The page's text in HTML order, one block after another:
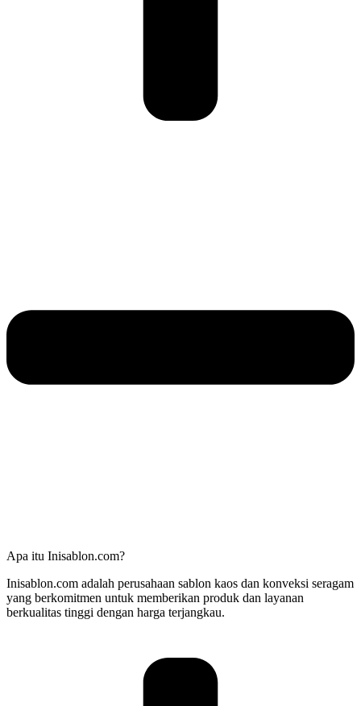
Apa itu Inisablon.com?
Inisablon.com adalah perusahaan sablon kaos dan konveksi seragam
yang berkomitmen untuk memberikan produk dan layanan
berkualitas tinggi dengan harga terjangkau.